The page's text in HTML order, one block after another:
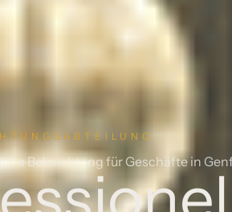
Beleuchtung für Geschäfte in